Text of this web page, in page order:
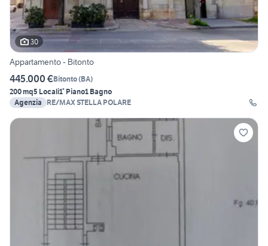
30
Appartamento - Bitonto
445.000 €Bitonto(BA)
200 mq5 Locali1° Piano1 Bagno
Agenzia
RE/MAX STELLA POLARE